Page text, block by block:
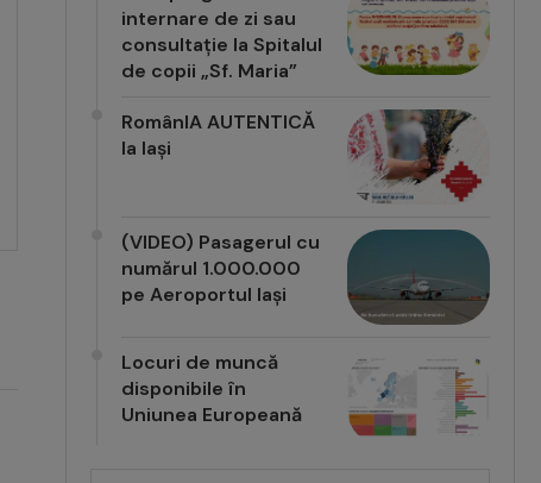
internare de zi sau
consultație la Spitalul
de copii „Sf. Maria”
RomânIA AUTENTICĂ
la Iași
(VIDEO) Pasagerul cu
numărul 1.000.000
pe Aeroportul Iași
Locuri de muncă
disponibile în
Uniunea Europeană